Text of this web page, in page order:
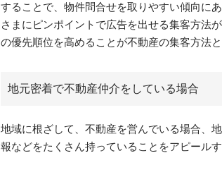
することで、物件問合せを取りやすい傾向に
さまにピンポイントで広告を出せる集客方法
の優先順位を高めることが不動産の集客方法
地元密着で不動産仲介をしている場合
地域に根ざして、不動産を営んでいる場合、
報などをたくさん持っていることをアピール